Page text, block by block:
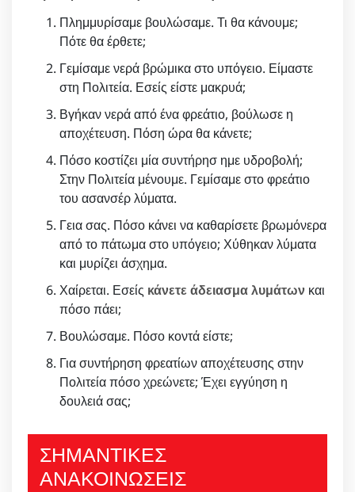
Πλημμυρίσαμε βουλώσαμε. Τι θα κάνουμε;
Πότε θα έρθετε;
Γεμίσαμε νερά βρώμικα στο υπόγειο. Είμαστε
στη Πολιτεία. Εσείς είστε μακρυά;
Βγήκαν νερά από ένα φρεάτιο, βούλωσε η
αποχέτευση. Πόση ώρα θα κάνετε;
Πόσο κοστίζει μία συντήρησ ημε υδροβολή;
Στην Πολιτεία μένουμε. Γεμίσαμε στο φρεάτιο
του ασανσέρ λύματα.
Γεια σας. Πόσο κάνει να καθαρίσετε βρωμόνερα
από το πάτωμα στο υπόγειο; Χύθηκαν λύματα
και μυρίζει άσχημα.
Χαίρεται. Εσείς κάνετε άδειασμα λυμάτων και
πόσο πάει;
Βουλώσαμε. Πόσο κοντά είστε;
Για συντήρηση φρεατίων αποχέτευσης στην
Πολιτεία πόσο χρεώνετε; Έχει εγγύηση η
δουλειά σας;
ΣΗΜΑΝΤΙΚΕΣ
ΑΝΑΚΟΙΝΩΣΕΙΣ